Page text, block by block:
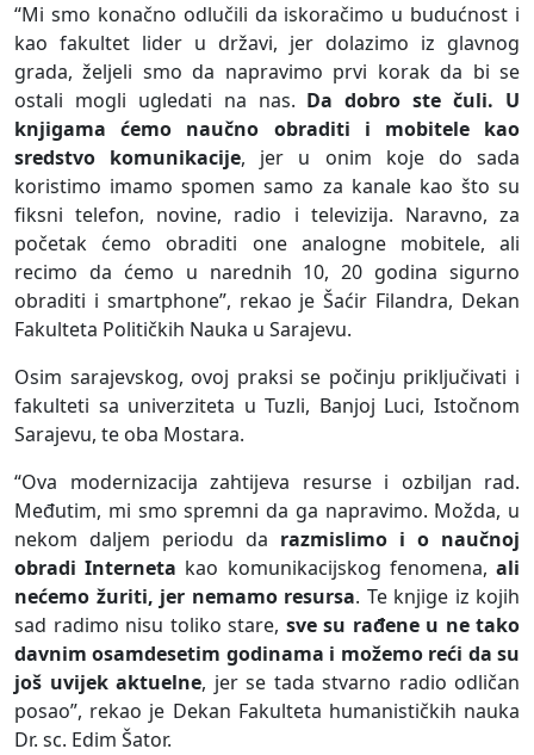
“Mi smo konačno odlučili da iskoračimo u budućnost i
kao fakultet lider u državi, jer dolazimo iz glavnog
grada, željeli smo da napravimo prvi korak da bi se
ostali mogli ugledati na nas. Da dobro ste čuli. U
knjigama ćemo naučno obraditi i mobitele kao
sredstvo komunikacije, jer u onim koje do sada
koristimo imamo spomen samo za kanale kao što su
fiksni telefon, novine, radio i televizija. Naravno, za
početak ćemo obraditi one analogne mobitele, ali
recimo da ćemo u narednih 10, 20 godina sigurno
obraditi i smartphone”, rekao je Šaćir Filandra, Dekan
Fakulteta Političkih Nauka u Sarajevu.
Osim sarajevskog, ovoj praksi se počinju priključivati i
fakulteti sa univerziteta u Tuzli, Banjoj Luci, Istočnom
Sarajevu, te oba Mostara.
“Ova modernizacija zahtijeva resurse i ozbiljan rad.
Međutim, mi smo spremni da ga napravimo. Možda, u
nekom daljem periodu da razmislimo i o naučnoj
obradi Interneta kao komunikacijskog fenomena,ali
nećemo žuriti, jer nemamo resursa. Te knjige iz kojih
sad radimo nisu toliko stare, sve su rađene u ne tako
davnim osamdesetim godinama i možemo reći da su
još uvijek aktuelne, jer se tada stvarno radio odličan
posao”, rekao je Dekan Fakulteta humanističkih nauka
Dr. sc. Edim Šator.